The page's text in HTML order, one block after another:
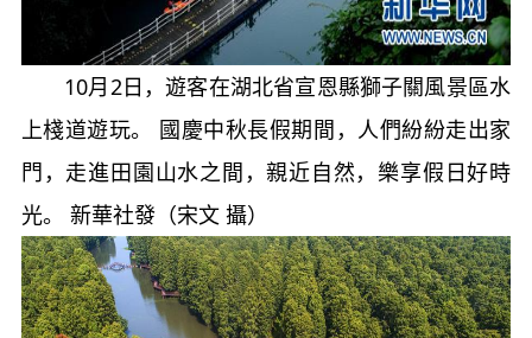
10月2日，遊客在湖北省宣恩縣獅子關風景區水
上棧道遊玩。 國慶中秋長假期間，人們紛紛走出家
門，走進田園山水之間，親近自然，樂享假日好時
光。 新華社發（宋文 攝）